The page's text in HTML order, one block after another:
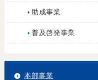
助成事業
普及啓発事業
本部事業